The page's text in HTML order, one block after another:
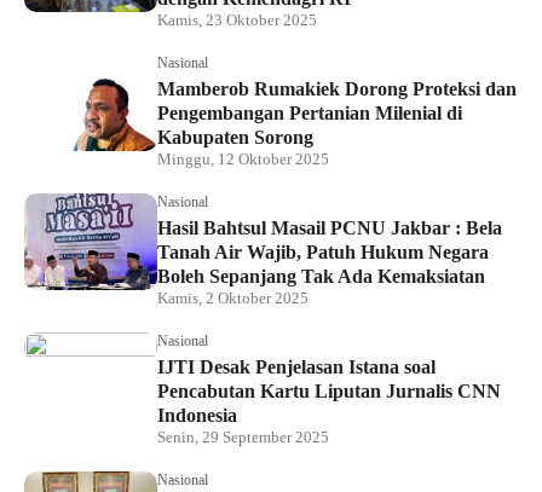
Kamis, 23 Oktober 2025
Nasional
Mamberob Rumakiek Dorong Proteksi dan
Pengembangan Pertanian Milenial di
Kabupaten Sorong
Minggu, 12 Oktober 2025
Nasional
Hasil Bahtsul Masail PCNU Jakbar : Bela
Tanah Air Wajib, Patuh Hukum Negara
Boleh Sepanjang Tak Ada Kemaksiatan
Kamis, 2 Oktober 2025
Nasional
IJTI Desak Penjelasan Istana soal
Pencabutan Kartu Liputan Jurnalis CNN
Indonesia
Senin, 29 September 2025
Nasional